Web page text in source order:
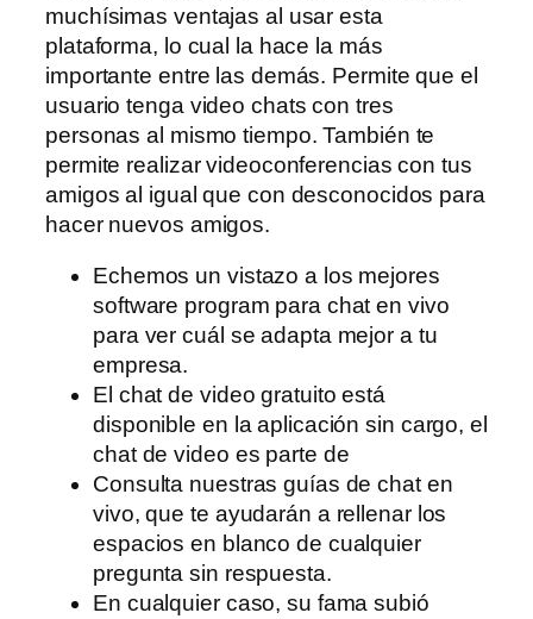
muchísimas ventajas al usar esta
plataforma, lo cual la hace la más
importante entre las demás. Permite que el
usuario tenga video chats con tres
personas al mismo tiempo. También te
permite realizar videoconferencias con tus
amigos al igual que con desconocidos para
hacer nuevos amigos.
Echemos un vistazo a los mejores
software program para chat en vivo
para ver cuál se adapta mejor a tu
empresa.
El chat de video gratuito está
disponible en la aplicación sin cargo, el
chat de video es parte de
Consulta nuestras guías de chat en
vivo, que te ayudarán a rellenar los
espacios en blanco de cualquier
pregunta sin respuesta.
En cualquier caso, su fama subió